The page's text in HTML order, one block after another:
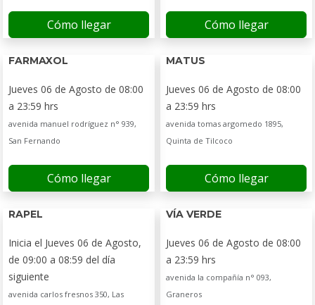
Cómo llegar Cómo llegar
FARMAXOL
Jueves 06 de Agosto de 08:00
a 23:59 hrs
avenida manuel rodríguez n° 939,
San Fernando
Cómo llegar
MATUS
Jueves 06 de Agosto de 08:00
a 23:59 hrs
avenida tomas argomedo 1895,
Quinta de Tilcoco
Cómo llegar
RAPEL
Inicia el Jueves 06 de Agosto,
de 09:00 a 08:59 del día
siguiente
avenida carlos fresnos 350, Las
VÍA VERDE
Jueves 06 de Agosto de 08:00
a 23:59 hrs
avenida la compañía n° 093,
Graneros